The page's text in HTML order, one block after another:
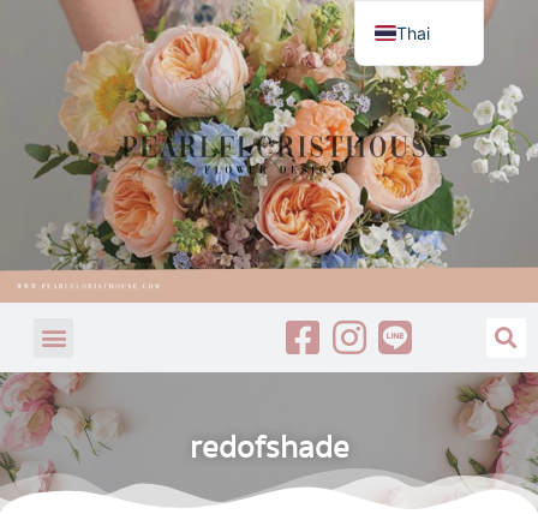
redofshade
Thai
English